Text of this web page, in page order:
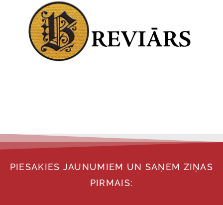
PIESAKIES JAUNUMIEM UN SAŅEM ZIŅAS
PIRMAIS: